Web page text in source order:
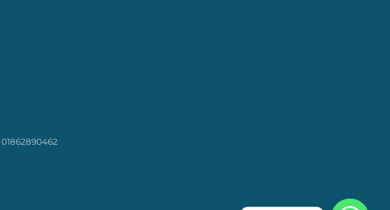
01862890462